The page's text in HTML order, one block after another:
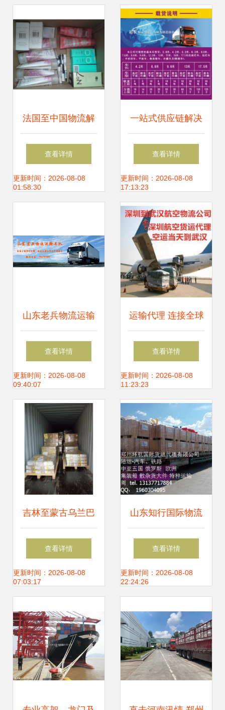
对接香港到国内运
输
法国至中国物流解
决方案 香水空运、
奶粉邮寄及运输代
查看详情
更新时间：2026-08-08
01:58:30
一站式供应链解决
方案 整车运输、货
运代理与仓储服务
查看详情
更新时间：2026-08-08
17:13:23
山东老兵物流运输
车队 专业运输代
理，铸就可靠物流
新标杆
查看详情
更新时间：2026-08-08
09:40:07
运输代理 连接全球
贸易的无形桥梁与
核心服务展示
查看详情
更新时间：2026-08-08
11:23:23
吉林至蒙古乌兰巴
托物流专线 一站式
报关、运输与仓储
查看详情
更新时间：2026-08-08
07:03:17
山东知行国际物流
仓储服务 高效、智
能、一体化的供应
查看详情
更新时间：2026-08-08
22:24:26